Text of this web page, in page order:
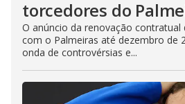
torcedores do
O anúncio da renovação contratual
com o Palmeiras até dezembro de
onda de controvérsias e...